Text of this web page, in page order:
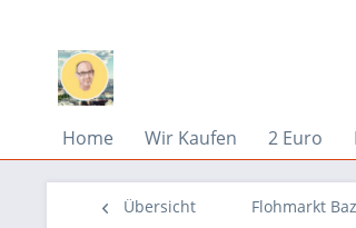
Home Wir Kaufen 2 Euro
Übersicht Flohmarkt